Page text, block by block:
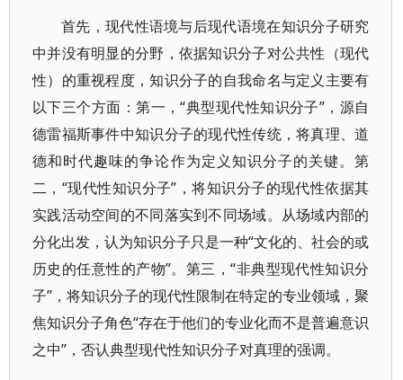
首先，现代性语境与后现代语境在知识分子研究
中并没有明显的分野，依据知识分子对公共性（现代
性）的重视程度，知识分子的自我命名与定义主要有
以下三个方面：第一，“典型现代性知识分子”，源自
德雷福斯事件中知识分子的现代性传统，将真理、道
德和时代趣味的争论作为定义知识分子的关键。第
二，“现代性知识分子”，将知识分子的现代性依据其
实践活动空间的不同落实到不同场域。从场域内部的
分化出发，认为知识分子只是一种“文化的、社会的或
历史的任意性的产物”。第三，“非典型现代性知识分
子”，将知识分子的现代性限制在特定的专业领域，聚
焦知识分子角色“存在于他们的专业化而不是普遍意识
之中”，否认典型现代性知识分子对真理的强调。